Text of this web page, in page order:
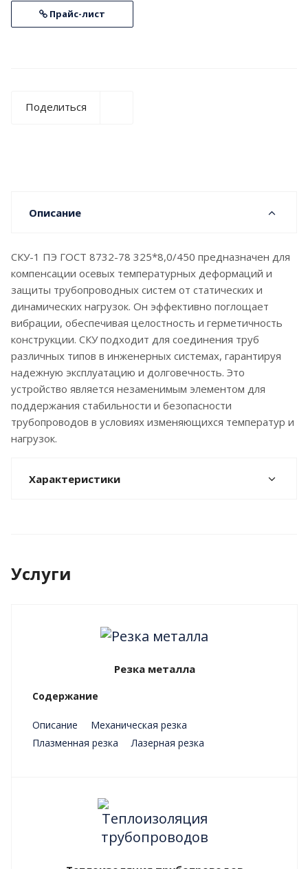
Прайс-лист
Поделиться
Описание
СКУ-1 ПЭ ГОСТ 8732-78 325*8,0/450 предназначен для
компенсации осевых температурных деформаций и
защиты трубопроводных систем от статических и
динамических нагрузок. Он эффективно поглощает
вибрации, обеспечивая целостность и герметичность
конструкции. СКУ подходит для соединения труб
различных типов в инженерных системах, гарантируя
надежную эксплуатацию и долговечность. Это
устройство является незаменимым элементом для
поддержания стабильности и безопасности
трубопроводов в условиях изменяющихся температур и
нагрузок.
Характеристики
Услуги
Резка металла
Содержание
Описание
Механическая резка
Плазменная резка
Лазерная резка